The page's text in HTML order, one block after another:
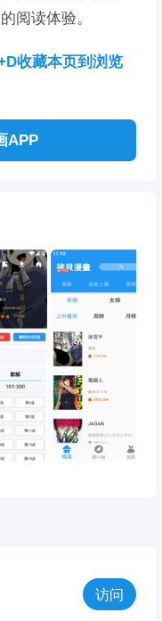
阅读体验。
收藏本页到浏览
APP
访问